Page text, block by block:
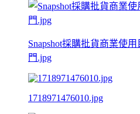
Snapshot採購批貨商業使
門.jpg
1718971476010.jpg